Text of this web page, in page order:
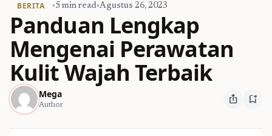
BERITA •5 min read•Agustus 26, 2023
Panduan Lengkap
Mengenai Perawatan
Kulit Wajah Terbaik
Mega
Author ios_share bookmark_add